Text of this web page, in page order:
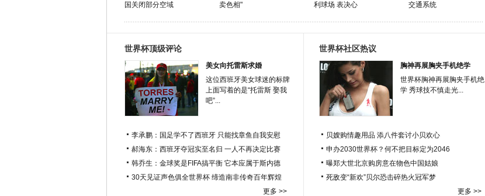
国关闭部分空域
卖色相"
利球场 表决心
交通系统
世界杯顶级评论
美女向托雷斯求婚
这位西班牙美女球迷的标牌
上面写着的是“托雷斯 娶我
吧”...
李承鹏：国足学不了西班牙 只能找章鱼自我安慰
郝海东：西班牙夺冠实至名归 一人不再决定比赛
韩乔生：金球奖是FIFA搞平衡 它本应属于斯内德
30天见证声色俱全世界杯 缔造南非传奇百年辉煌
更多 >>
世界杯社区热议
胸神再展胸夹手机绝学
世界杯胸神再展胸夹手机绝
学 秀球技不慎走光...
贝嫂购情趣用品 添八件套讨小贝欢心
申办2030世界杯？何不把目标定为2046
曝郑大世北京购房意在物色中国姑娘
死敌变“新欢”贝尔恐击碎热火冠军梦
更多 >>